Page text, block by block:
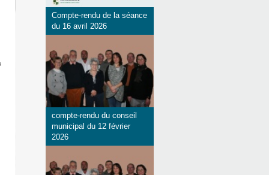
Compte-rendu de la séance
du 16 avril 2026
compte-rendu du conseil
municipal du 12 février
2026